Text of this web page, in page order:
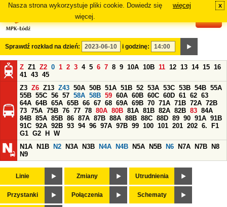
Nasza strona wykorzystuje pliki cookie. Dowiedz się
więcej.
więcej x
Sprawdź rozkład na dzień: i godzinę:
Z Z1 Z2 0 1 2 3 4 5 6 7 8 9 10A 10B 11 12 13 14 15 16
41 43 45
Z3 Z6 Z13 Z43 50A 50B 51A 51B 52 53A 53C 53B 54B 55A
55B 55C 56 57 58A 58B 59 60A 60B 60C 60D 61 62 63
64A 64B 65A 65B 66 67 68 69A 69B 70 71A 71B 72A 72B
73 75A 75B 76 77 78 80A 80B 81A 81B 82A 82B 83 84A
84B 85A 85B 86 87A 87B 88A 88B 88C 88D 89 90 91A 91B
91C 92A 92B 93 94 96 97A 97B 99 100 101 201 202 6.
F1
G1 G2 H
W
N1A
N1B N2 N3A N3B N4A N4B N5A N5B N6 N7A N7B
N8
N9
Linie Zmiany Utrudnienia
Przystanki Połączenia Schematy